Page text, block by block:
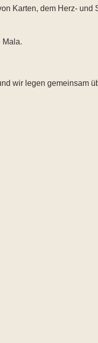
Karten, dem Herz- und
Mala.
wir legen gemeinsam